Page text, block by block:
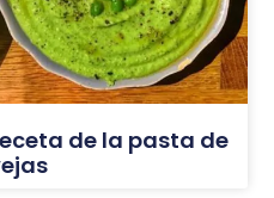
de la pasta de